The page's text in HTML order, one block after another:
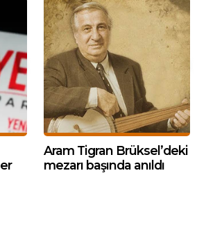
Aram Tigran Brüksel’deki
mezarı başında anıldı